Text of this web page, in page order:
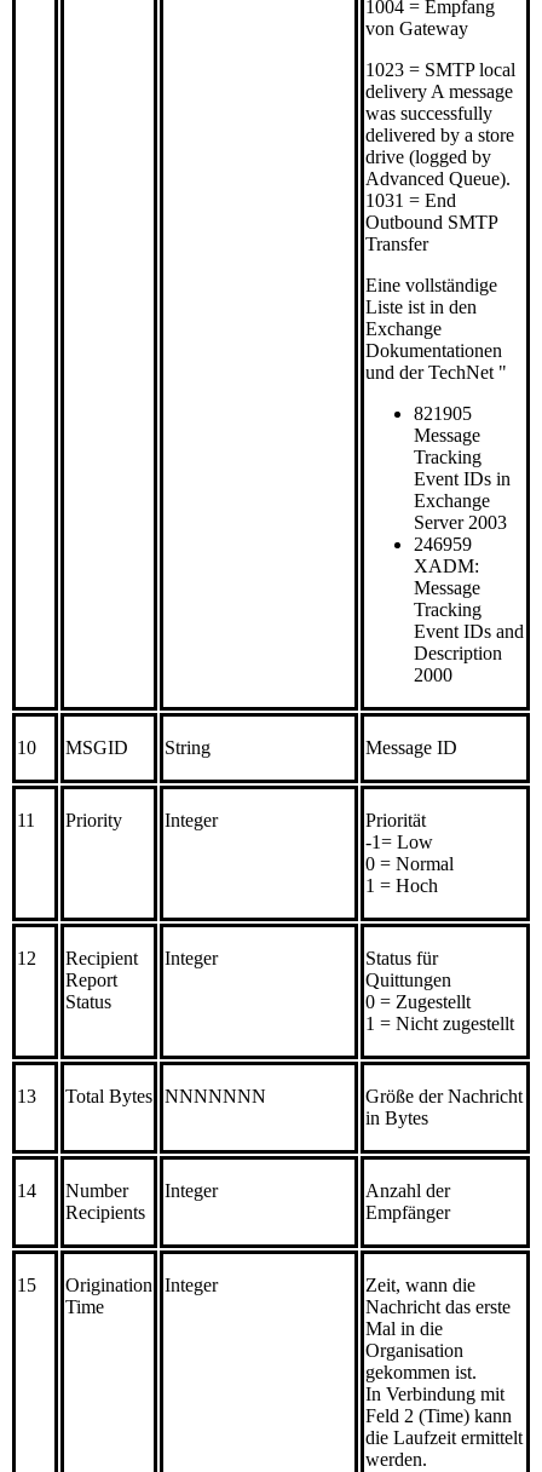
1004 = Empfang
von Gateway
1023 = SMTP local
delivery A message
was successfully
delivered by a store
drive (logged by
Advanced Queue).
1031 = End
Outbound SMTP
Transfer
Eine vollständige
Liste ist in den
Exchange
Dokumentationen
und der TechNet "
821905
Message
Tracking
Event IDs in
Exchange
Server 2003
246959
XADM:
Message
Tracking
Event IDs and
Description
2000
10 MSGID String Message ID
11 Priority Integer
Priorität
-1= Low
0 = Normal
1 = Hoch
12
Recipient
Report
Status
Integer
Status für
Quittungen
0 = Zugestellt
1 = Nicht zugestellt
13 Total Bytes NNNNNNN
Größe der Nachricht
in Bytes
14
Number
Recipients
Integer
Anzahl der
Empfänger
15
Origination
Time
Integer
Zeit, wann die
Nachricht das erste
Mal in die
Organisation
gekommen ist.
In Verbindung mit
Feld 2 (Time) kann
die Laufzeit ermittelt
werden.